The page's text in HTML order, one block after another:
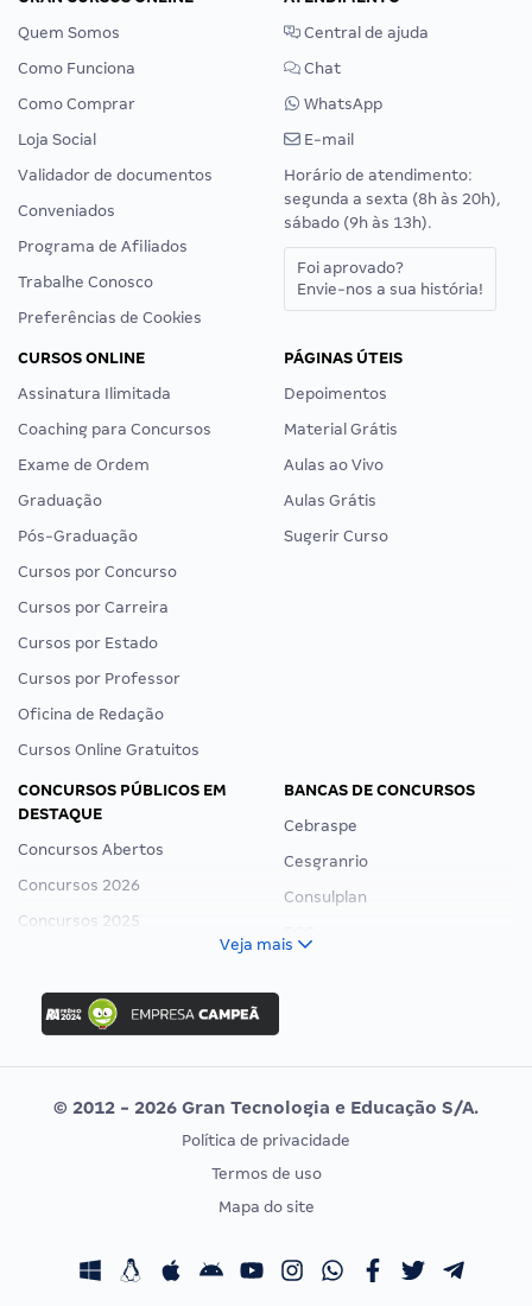
Quem Somos
Como Funciona
Como Comprar
Loja Social
Validador de documentos
Conveniados
Programa de Afiliados
Trabalhe Conosco
Preferências de Cookies
Central de ajuda
Chat
WhatsApp
E-mail
Horário de atendimento:
segunda a sexta (8h às 20h),
sábado (9h às 13h).
Foi aprovado?
Envie-nos a sua história!
CURSOS ONLINE
Assinatura Ilimitada
Coaching para Concursos
Exame de Ordem
Graduação
Pós-Graduação
Cursos por Concurso
Cursos por Carreira
Cursos por Estado
Cursos por Professor
Oficina de Redação
Cursos Online Gratuitos
PÁGINAS ÚTEIS
Depoimentos
Material Grátis
Aulas ao Vivo
Aulas Grátis
Sugerir Curso
CONCURSOS PÚBLICOS EM
DESTAQUE
Concursos Abertos
Concursos 2026
Concursos 2025
Concurso Ibama
Concurso MPU
Editais publicados
BANCAS DE CONCURSOS
Cebraspe
Cesgranrio
Consulplan
Vunesp
CONCURSOS POR PROFISSÃO
Concursos Fiscais
EXAME DE ORDEM
Calendário OAB
Veja mais
© 2012 - 2026 Gran Tecnologia e Educação S/A.
Política de privacidade
Termos de uso
Mapa do site